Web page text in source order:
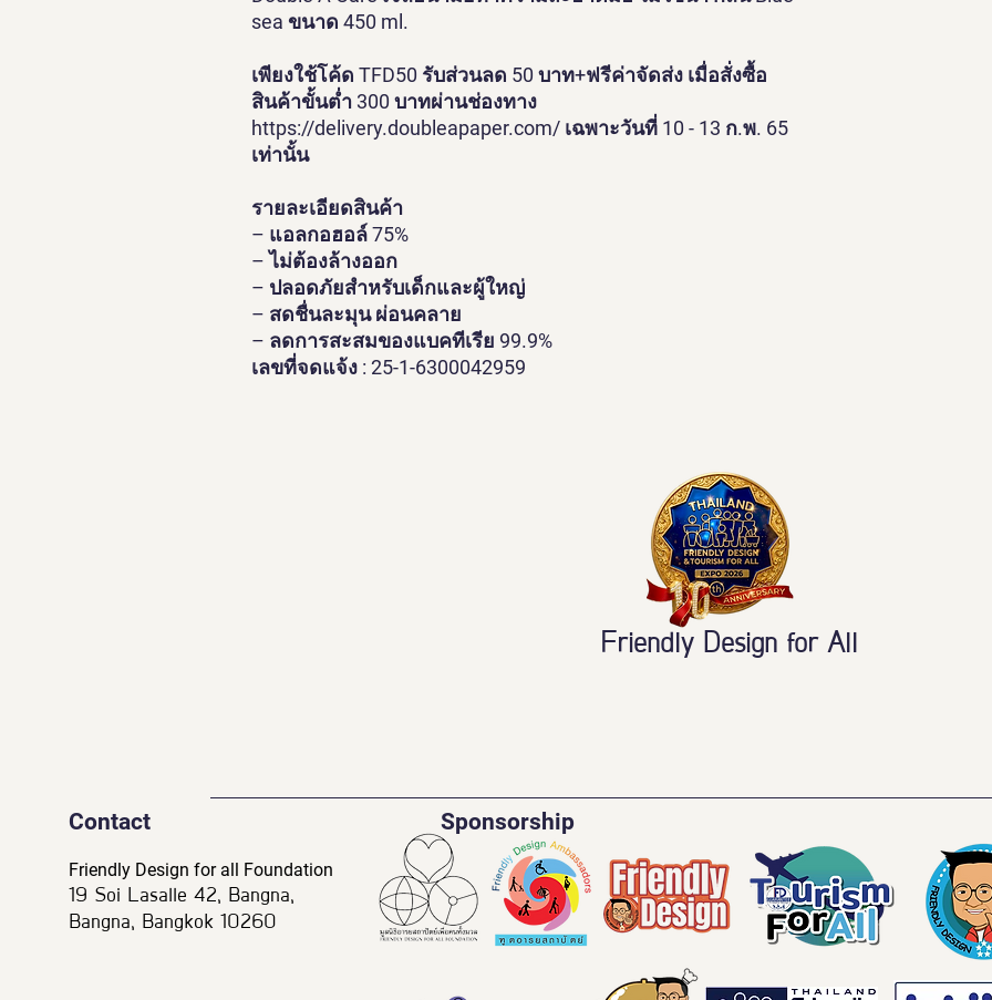
sea ขนาด 450 ml.
เพียงใช้โค้ด TFD50 รับส่วนลด 50 บาท+ฟรีค่าจัดส่ง เมื่อสั่งซื้อ
สินค้าขั้นต่ำ 300 บาทผ่านช่องทาง
https://delivery.doubleapaper.com/ เฉพาะวันที่ 10 - 13 ก.พ. 65
เท่านั้น
รายละเอียดสินค้า
– แอลกอฮอล์ 75%
– ไม่ต้องล้างออก
– ปลอดภัยสำหรับเด็กและผู้ใหญ่
– สดชื่นละมุน ผ่อนคลาย
– ลดการสะสมของแบคทีเรีย 99.9%
เลขที่จดแจ้ง : 25-1-6300042959
Friendly Design for All
Contact
Friendly Design for all Foundation
19 Soi Lasalle 42, Bangna,
Bangna, Bangkok 10260
Sponsorship